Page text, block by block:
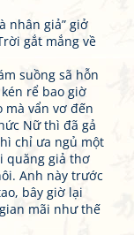
nhân giả” giở
gắt mắng về
suồng sã hỗn
rể bao giờ
mà vẩn vơ đến
Nữ thì đã gả
chỉ ưa ngủ một
quăng giả thơ
Anh này trước
bây giờ lại
mãi như thế